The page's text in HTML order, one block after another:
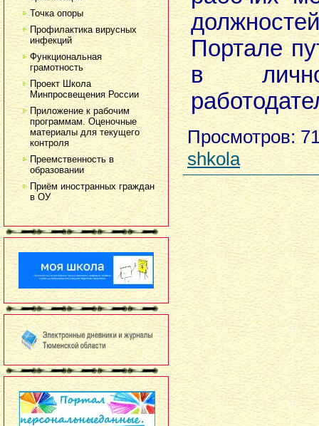
Точка опоры
Профилактика вирусных
инфекций
Функциональная
грамотность
Проект Школа
Минпросвещения России
Приложение к рабочим
программам. Оценочные
материалы для текущего
контроля
Преемственность в
образовании
Приём иностранных граждан
в ОУ
Портале
в
Просмотров:
shkola